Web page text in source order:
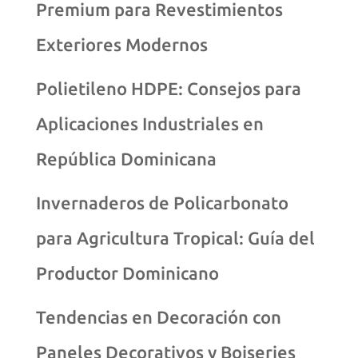
Premium para Revestimientos
Exteriores Modernos
Polietileno HDPE: Consejos para
Aplicaciones Industriales en
República Dominicana
Invernaderos de Policarbonato
para Agricultura Tropical: Guía del
Productor Dominicano
Tendencias en Decoración con
Paneles Decorativos y Boiseries